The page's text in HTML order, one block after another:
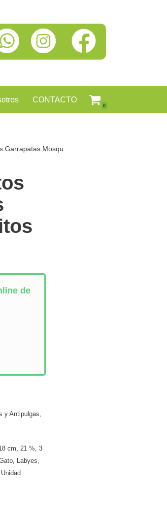
CONTACTO
0
Mosquitos Azul Claro
de
y Antipulgas,
cm,21 %,3
, Labyes,
Unidad